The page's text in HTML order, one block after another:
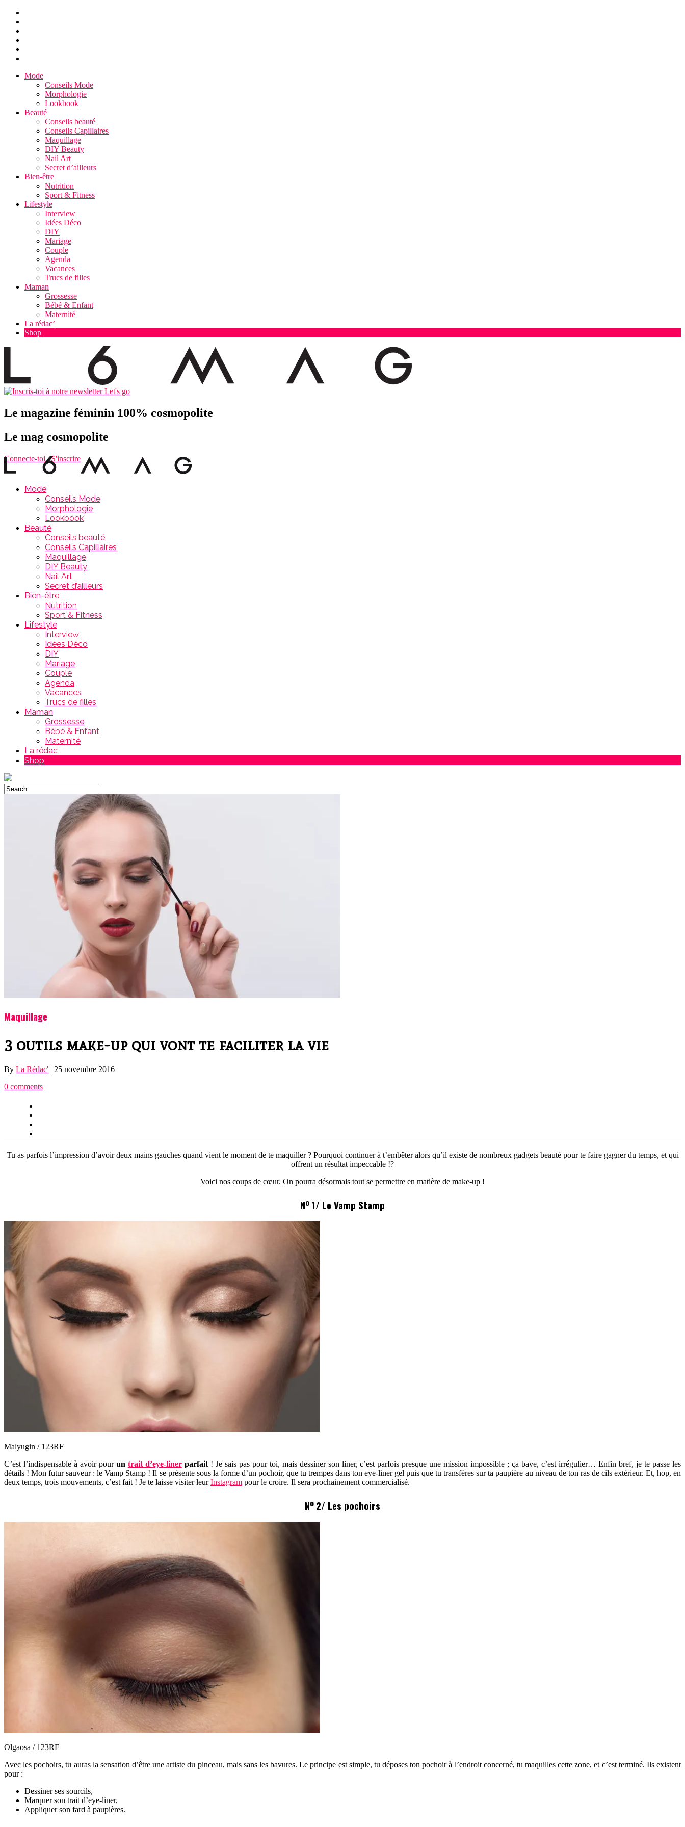
Mode
Conseils Mode
Morphologie
Lookbook
Beauté
Conseils beauté
Conseils Capillaires
Maquillage
DIY Beauty
Nail Art
Secret d’ailleurs
Bien-être
Nutrition
Sport & Fitness
Lifestyle
Interview
Idées Déco
DIY
Mariage
Couple
Agenda
Vacances
Trucs de filles
Maman
Grossesse
Bébé & Enfant
Maternité
La rédac’
Shop
Let's go
Le magazine féminin 100% cosmopolite
Le mag cosmopolite
Connecte-toi|S'inscrire
Mode
Conseils Mode
Morphologie
Lookbook
Beauté
Conseils beauté
Conseils Capillaires
Maquillage
DIY Beauty
Nail Art
Secret d’ailleurs
Bien-être
Nutrition
Sport & Fitness
Lifestyle
Interview
Idées Déco
DIY
Mariage
Couple
Agenda
Vacances
Trucs de filles
Maman
Grossesse
Bébé & Enfant
Maternité
La rédac’
Shop
Maquillage
3 outils make-up qui vont te faciliter la vie
By La Rédac' | 25 novembre 2016
0 comments
Tu as parfois l’impression d’avoir deux mains gauches quand vient le moment de te maquiller ? Pourquoi continuer à t’embêter alors qu’il existe de nombreux gadgets beauté pour te faire gagner du temps, et qui
offrent un résultat impeccable !?
Voici nos coups de cœur. On pourra désormais tout se permettre en matière de make-up !
No 1/ Le Vamp Stamp
Malyugin / 123RF
C’est l’indispensable à avoir pour un trait d’eye-linerparfait! Je sais pas pour toi, mais dessiner son liner, c’est parfois presque une mission impossible ; ça bave, c’est irrégulier… Enfin bref, je te passe les
détails ! Mon futur sauveur : le Vamp Stamp ! Il se présente sous la forme d’un pochoir, que tu trempes dans ton eye-liner gel puis que tu transfères sur ta paupière au niveau de ton ras de cils extérieur. Et, hop, en
deux temps, trois mouvements, c’est fait ! Je te laisse visiter leurInstagram pour le croire. Il sera prochainement commercialisé.
No 2/ Les pochoirs
Olgaosa / 123RF
Avec les pochoirs, tu auras la sensation d’être une artiste du pinceau, mais sans les bavures. Le principe est simple, tu déposes ton pochoir à l’endroit concerné, tu maquilles cette zone, et c’est terminé. Ils existent
pour :
Dessiner ses sourcils,
Marquer son trait d’eye-liner,
Appliquer son fard à paupières.